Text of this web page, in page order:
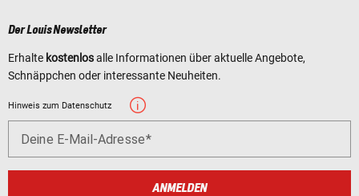
Der Louis Newsletter
Erhalte kostenlosalle Informationen über aktuelle Angebote,
Schnäppchen oder interessante Neuheiten.
Hinweis zum Datenschutz
Deine E-Mail-Adresse
ANMELDEN